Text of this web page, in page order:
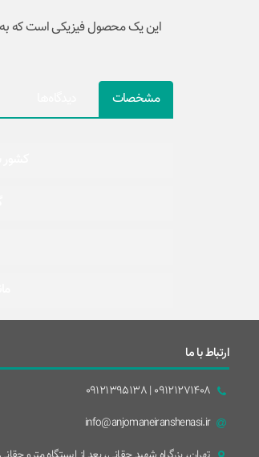
این یک محصول فیزیکی است که
مشخصات
ارتباط با ما
09121271408 | 09121395138
info@anjomaneiranshenasi.ir